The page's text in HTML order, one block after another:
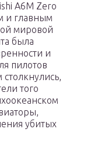
A6M Zero
и главным
мировой
была
и
пилотов
того
убитых